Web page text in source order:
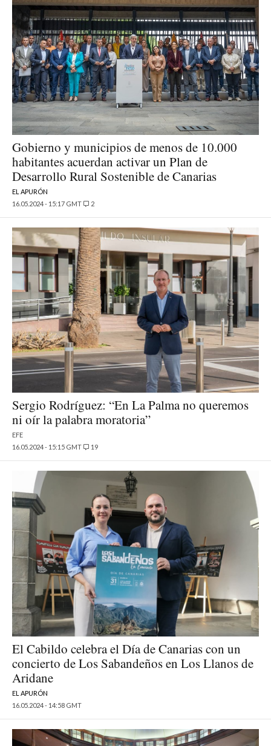
Gobierno y municipios de menos de 10.000
habitantes acuerdan activar un Plan de
Desarrollo Rural Sostenible de Canarias
EL APURÓN
16.05.2024 - 15:17 GMT
2
Sergio Rodríguez: “En La Palma no queremos
ni oír la palabra moratoria”
EFE
16.05.2024 - 15:15 GMT
19
El Cabildo celebra el Día de Canarias con un
concierto de Los Sabandeños en Los Llanos de
Aridane
EL APURÓN
16.05.2024 - 14:58 GMT